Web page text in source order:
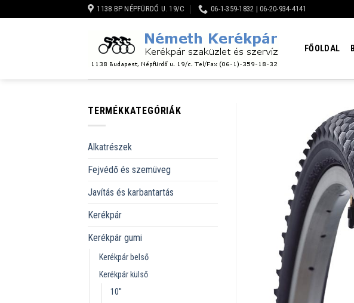
to
1138 BP NÉPFÜRDŐ U. 19/C 06-1-359-1832 | 06-20-934-4141
FŐOLDAL
TERMÉKKATEGÓRIÁK
Alkatrészek
Fejvédő és szemüveg
Javítás és karbantartás
Kerékpár
Kerékpár gumi
Kerékpár belső
Kerékpár külső
10''